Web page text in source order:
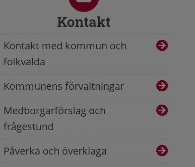
Kontakt
Kontakt med kommun och
folkvalda
Kommunens förvaltningar
Medborgarförslag och
frågestund
Påverka och överklaga